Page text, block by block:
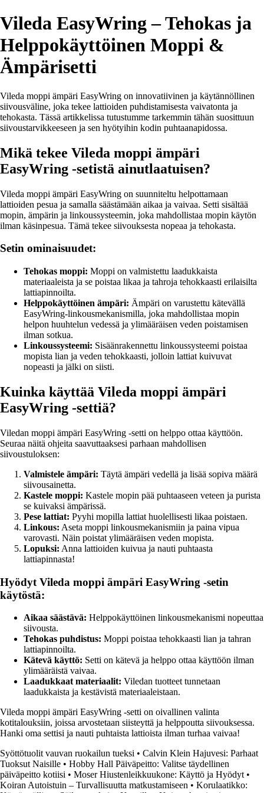
Vileda EasyWring – Tehokas ja
Helppokäyttöinen Moppi &
Ämpärisetti
Vileda moppi ämpäri EasyWring on innovatiivinen ja käytännöllinen
siivousväline, joka tekee lattioiden puhdistamisesta vaivatonta ja
tehokasta. Tässä artikkelissa tutustumme tarkemmin tähän suosittuun
siivoustarvikkeeseen ja sen hyötyihin kodin puhtaanapidossa.
Mikä tekee Vileda moppi ämpäri
EasyWring -setistä ainutlaatuisen?
Vileda moppi ämpäri EasyWring on suunniteltu helpottamaan
lattioiden pesua ja samalla säästämään aikaa ja vaivaa. Setti sisältää
mopin, ämpärin ja linkoussysteemin, joka mahdollistaa mopin käytön
ilman käsinpesua. Tämä tekee siivouksesta nopeaa ja tehokasta.
Setin ominaisuudet:
Tehokas moppi: Moppi on valmistettu laadukkaista
materiaaleista ja se poistaa likaa ja tahroja tehokkaasti erilaisilta
lattiapinnoilta.
Helppokäyttöinen ämpäri: Ämpäri on varustettu kätevällä
EasyWring-linkousmekanismilla, joka mahdollistaa mopin
helpon huuhtelun vedessä ja ylimääräisen veden poistamisen
ilman sotkua.
Linkoussysteemi: Sisäänrakennettu linkoussysteemi poistaa
mopista lian ja veden tehokkaasti, jolloin lattiat kuivuvat
nopeasti ja jälki on siisti.
Kuinka käyttää Vileda moppi ämpäri
EasyWring -settiä?
Viledan moppi ämpäri EasyWring -setti on helppo ottaa käyttöön.
Seuraa näitä ohjeita saavuttaaksesi parhaan mahdollisen
siivoustuloksen:
Valmistele ämpäri: Täytä ämpäri vedellä ja lisää sopiva määrä
siivousainetta.
Kastele moppi: Kastele mopin pää puhtaaseen veteen ja purista
se kuivaksi ämpärissä.
Pese lattiat: Pyyhi mopilla lattiat huolellisesti likaa poistaen.
Linkous: Aseta moppi linkousmekanismiin ja paina vipua
varovasti. Näin poistat ylimääräisen veden mopista.
Lopuksi: Anna lattioiden kuivua ja nauti puhtaasta
lattiapinnasta!
Hyödyt Vileda moppi ämpäri EasyWring -setin
käytöstä:
Aikaa säästävä: Helppokäyttöinen linkousmekanismi nopeuttaa
siivousta.
Tehokas puhdistus: Moppi poistaa tehokkaasti lian ja tahran
lattiapinnoilta.
Kätevä käyttö: Setti on kätevä ja helppo ottaa käyttöön ilman
ylimääräistä vaivaa.
Laadukkaat materiaalit: Viledan tuotteet tunnetaan
laadukkaista ja kestävistä materiaaleistaan.
Vileda moppi ämpäri EasyWring -setti on oivallinen valinta
kotitalouksiin, joissa arvostetaan siisteyttä ja helppoutta siivouksessa.
Hanki oma settisi ja nauti puhtaista lattioista ilman turhaa vaivaa!
Syöttötuolit vauvan ruokailun tueksi • Calvin Klein Hajuvesi: Parhaat
Tuoksut Naisille • Hobby Hall Päiväpeitto: Valitse täydellinen
päiväpeitto kotiisi • Moser Hiustenleikkuukone: Käyttö ja Hyödyt •
Koiran Autoistuin – Turvallisuutta matkustamiseen • Korulaatikko: